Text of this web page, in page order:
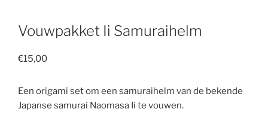
Vouwpakket Ii Samuraihelm
€15,00
Een origami set om een samuraihelm van de bekende
Japanse samurai Naomasa Ii te vouwen.